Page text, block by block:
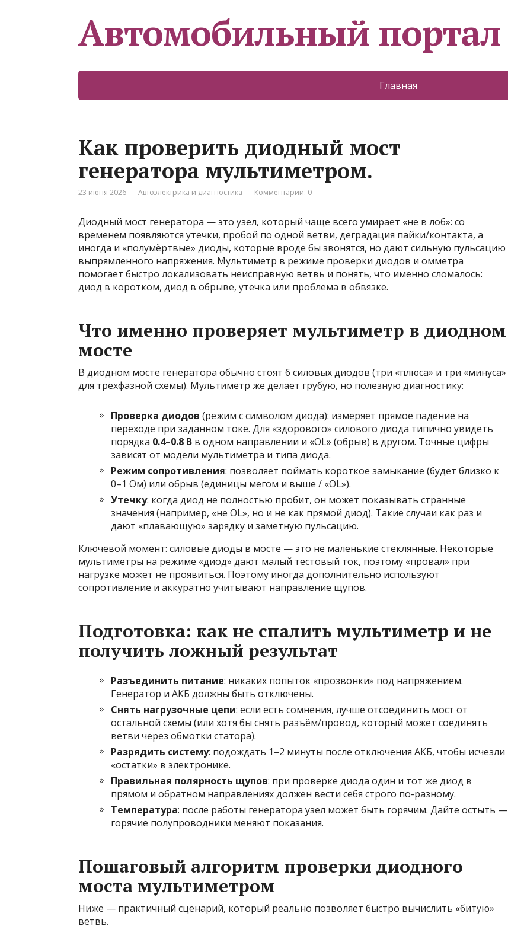
Автомобильный портал
Главная
Как проверить диодный мост
генератора мультиметром.
23 июня 2026 Автоэлектрика и диагностика Комментарии: 0
Диодный мост генератора — это узел, который чаще всего умирает «не в лоб»: со
временем появляются утечки, пробой по одной ветви, деградация пайки/контакта, а
иногда и «полумёртвые» диоды, которые вроде бы звонятся, но дают сильную пульсацию
выпрямленного напряжения. Мультиметр в режиме проверки диодов и омметра
помогает быстро локализовать неисправную ветвь и понять, что именно сломалось:
диод в коротком, диод в обрыве, утечка или проблема в обвязке.
Что именно проверяет мультиметр в диодном
мосте
В диодном мосте генератора обычно стоят 6 силовых диодов (три «плюса» и три «минуса»
для трёхфазной схемы). Мультиметр же делает грубую, но полезную диагностику:
Проверка диодов (режим с символом диода): измеряет прямое падение на
переходе при заданном токе. Для «здорового» силового диода типично увидеть
порядка 0.4–0.8 В в одном направлении и «OL» (обрыв) в другом. Точные цифры
зависят от модели мультиметра и типа диода.
Режим сопротивления: позволяет поймать короткое замыкание (будет близко к
0–1 Ом) или обрыв (единицы мегом и выше / «OL»).
Утечку: когда диод не полностью пробит, он может показывать странные
значения (например, «не OL», но и не как прямой диод). Такие случаи как раз и
дают «плавающую» зарядку и заметную пульсацию.
Ключевой момент: силовые диоды в мосте — это не маленькие стеклянные. Некоторые
мультиметры на режиме «диод» дают малый тестовый ток, поэтому «провал» при
нагрузке может не проявиться. Поэтому иногда дополнительно используют
сопротивление и аккуратно учитывают направление щупов.
Подготовка: как не спалить мультиметр и не
получить ложный результат
Разъединить питание: никаких попыток «прозвонки» под напряжением.
Генератор и АКБ должны быть отключены.
Снять нагрузочные цепи: если есть сомнения, лучше отсоединить мост от
остальной схемы (или хотя бы снять разъём/провод, который может соединять
ветви через обмотки статора).
Разрядить систему: подождать 1–2 минуты после отключения АКБ, чтобы исчезли
«остатки» в электронике.
Правильная полярность щупов: при проверке диода один и тот же диод в
прямом и обратном направлениях должен вести себя строго по-разному.
Температура: после работы генератора узел может быть горячим. Дайте остыть —
горячие полупроводники меняют показания.
Пошаговый алгоритм проверки диодного
моста мультиметром
Ниже — практичный сценарий, который реально позволяет быстро вычислить «битую»
ветвь.